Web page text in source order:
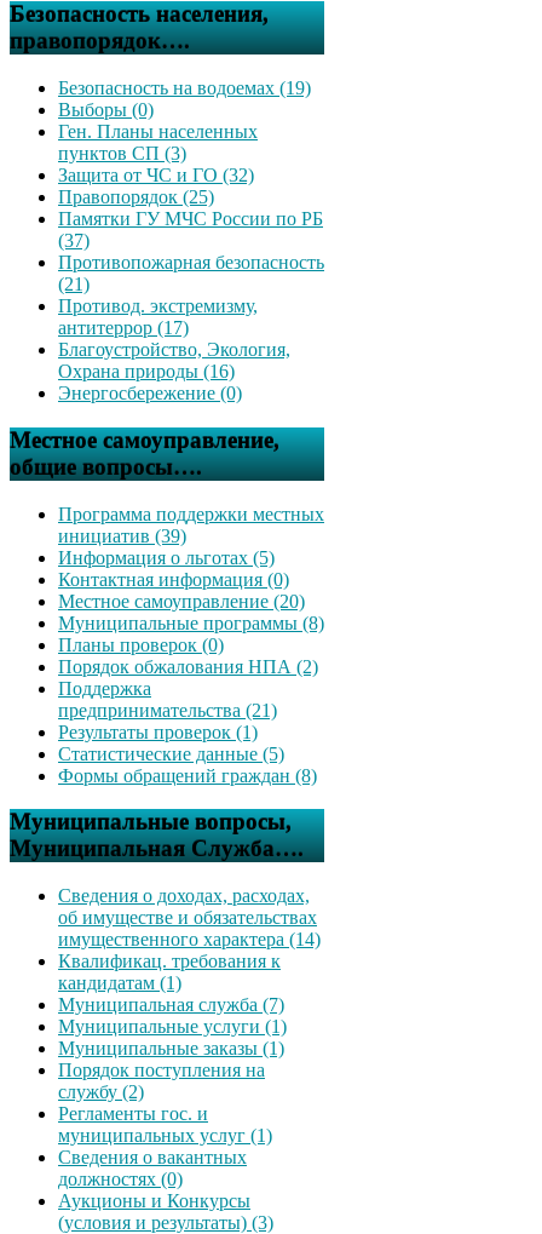
Безопасность населения,
правопорядок….
Безопасность на водоемах (19)
Выборы (0)
Ген. Планы населенных
пунктов СП (3)
Защита от ЧС и ГО (32)
Правопорядок (25)
Памятки ГУ МЧС России по РБ
(37)
Противопожарная безопасность
(21)
Противод. экстремизму,
антитеррор (17)
Благоустройство, Экология,
Охрана природы (16)
Энергосбережение (0)
Местное самоуправление,
общие вопросы….
Программа поддержки местных
инициатив (39)
Информация о льготах (5)
Контактная информация (0)
Местное самоуправление (20)
Муниципальные программы (8)
Планы проверок (0)
Порядок обжалования НПА (2)
Поддержка
предпринимательства (21)
Результаты проверок (1)
Статистические данные (5)
Формы обращений граждан (8)
Муниципальные вопросы,
Муниципальная Служба….
Сведения о доходах, расходах,
об имуществе и обязательствах
имущественного характера (14)
Квалификац. требования к
кандидатам (1)
Муниципальная служба (7)
Муниципальные услуги (1)
Муниципальные заказы (1)
Порядок поступления на
службу (2)
Регламенты гос. и
муниципальных услуг (1)
Сведения о вакантных
должностях (0)
Аукционы и Конкурсы
(условия и результаты) (3)